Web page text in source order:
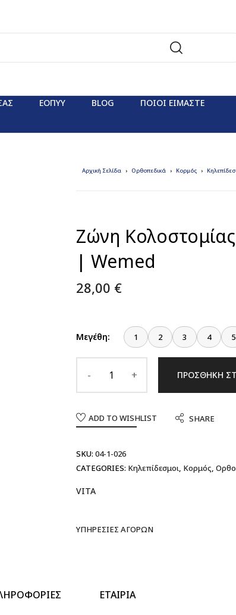
ΕΟΠΥΥ BLOG
ΠΟΙΟΙ ΕΙΜΑΣΤΕ
Αρχική Σελίδα Ορθοπεδικά Κορμός
Ζώνη
| Wemed
28,00 €
Μεγέθη: 1 2 3 4 5
ΠΡΟΣΘΉΚΗ
ADD TO WISHLIST SHARE
SKU: 04-1-026
CATEGORIES: Κηλεπίδεσμοι, Κορμός,
VITA
ΥΠΗΡΕΣΊΕΣ ΑΓΟΡΏΝ
ΕΤΑΙΡΊΑ